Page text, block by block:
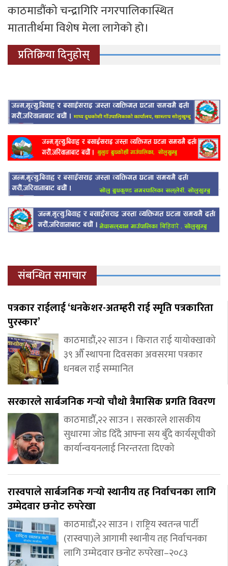
काठमाडौंको चन्द्रागिरि नगरपालिकास्थित
मातातीर्थमा विशेष मेला लागेकाे हाे।
प्रतिक्रिया दिनुहोस्
संबन्धित समाचार
पत्रकार राईलाई ‘धनकेशर-अतम्हरी राई स्मृति पत्रकारिता
पुरस्कार’
काठमाडौं,२२ साउन । किरात राई यायोक्खाको
३९ औँ स्थापना दिवसका अवसरमा पत्रकार
धनबल राई सम्मानित
सरकारले सार्बजनिक गर्‍यो चौथो त्रैमासिक प्रगति विवरण
काठमाडौँ,२२ साउन । सरकारले शासकीय
सुधारमा जोड दिँदै आफ्ना सय बुँदे कार्यसूचीको
कार्यान्वयनलाई निरन्तरता दिएको
रास्वपाले सार्बजनिक गर्‍यो स्थानीय तह निर्वाचनका लागि
उम्मेदवार छनोट रुपरेखा
काठमाडौं,२२ साउन । राष्ट्रिय स्वतन्त्र पार्टी
(रास्वपा)ले आगामी स्थानीय तह निर्वाचनका
लागि उम्मेदवार छनोट रुपरेखा–२०८३